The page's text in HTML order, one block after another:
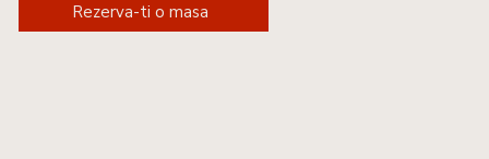
Rezerva-ti o masa